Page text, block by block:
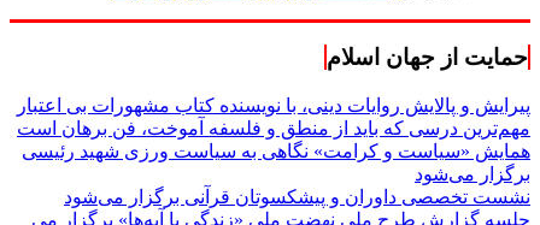
حمایت از جهان اسلام
پیرایش و پالایش روایات دینی، با نویسنده کتاب مشهورات بی اعتبار
مهم‌ترین درسی که باید از منطق و فلسفه آموخت، فن برهان است
همایش «سیاست و کرامت» نگاهی به سیاست ورزی شهید رئیسی
برگزار می‌شود
نشست تخصصی داوران و پیشکسوتان قرآنی برگزار می‌شود
جلسه گزارش طرح ملی نهضت ملی «زندگی با آیه‌ها» برگزار می